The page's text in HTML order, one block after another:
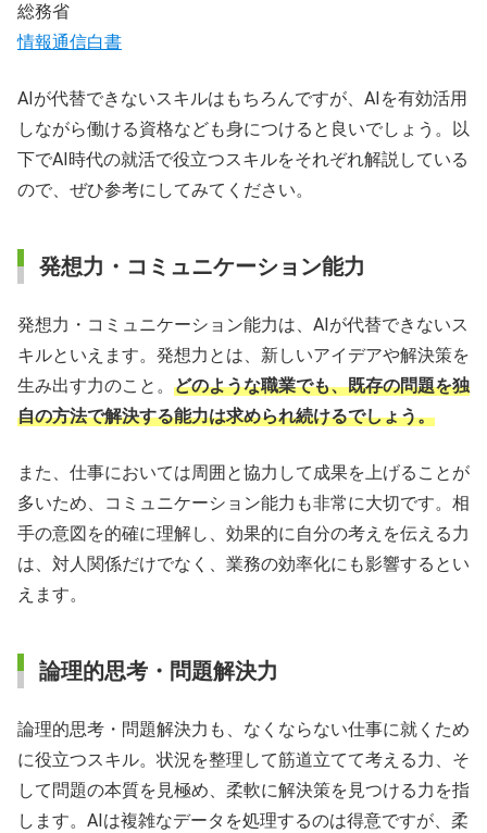
総務省
情報通信白書
AIが代替できないスキルはもちろんですが、AIを有効活用
しながら働ける資格なども身につけると良いでしょう。以
下でAI時代の就活で役立つスキルをそれぞれ解説している
ので、ぜひ参考にしてみてください。
発想力・コミュニケーション能力
発想力・コミュニケーション能力は、AIが代替できないス
キルといえます。発想力とは、新しいアイデアや解決策を
生み出す力のこと。 どのような職業でも、既存の問題を独
自の方法で解決する能力は求められ続けるでしょう。
また、仕事においては周囲と協力して成果を上げることが
多いため、コミュニケーション能力も非常に大切です。相
手の意図を的確に理解し、効果的に自分の考えを伝える力
は、対人関係だけでなく、業務の効率化にも影響するとい
えます。
論理的思考・問題解決力
論理的思考・問題解決力も、なくならない仕事に就くため
に役立つスキル。状況を整理して筋道立てて考える力、そ
して問題の本質を見極め、柔軟に解決策を見つける力を指
します。AIは複雑なデータを処理するのは得意ですが、柔